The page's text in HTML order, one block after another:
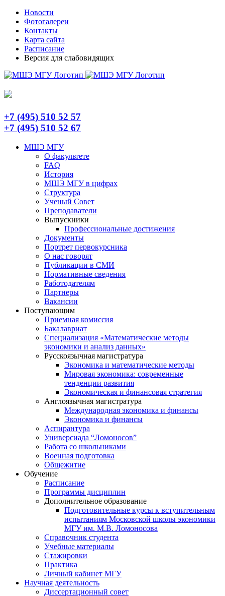
Skip
content
TelegramНовости
Фотогалереи
Контакты
Карта сайта
Расписание
Версия для слабовидящих
+7 (495) 510 52 57
+7 (495) 510 52 67
МШЭ МГУ
О факультете
FAQ
История
МШЭ МГУ в цифрах
Структура
Ученый Совет
Преподаватели
Выпускники
Профессиональные достижения
Документы
Портрет первокурсника
О нас говорят
Публикации в СМИ
Нормативные сведения
Работодателям
Партнеры
Вакансии
Поступающим
Приемная комиссия
Бакалавриат
Специализация «Математические методы
экономики и анализ данных»
Русскоязычная магистратура
Экономика и математические методы
Мировая экономика: современные
тенденции развития
Экономическая и финансовая стратегия
Англоязычная магистратура
Международная экономика и финансы
Экономика и финансы
Аспирантура
Универсиада “Ломоносов”
Работа со школьниками
Военная подготовка
Общежитие
Обучение
Расписание
Программы дисциплин
Дополнительное образование
Подготовительные курсы к вступительным
испытаниям Московской школы экономики
МГУ им. М.В. Ломоносова
Справочник студента
Учебные материалы
Стажировки
Практика
Личный кабинет МГУ
Научная деятельность
Диссертационный совет